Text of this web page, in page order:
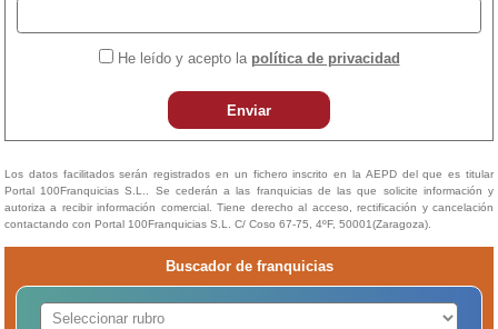
He leído y acepto la política de privacidad
Enviar
Los datos facilitados serán registrados en un fichero inscrito en la AEPD del que es titular
Portal 100Franquicias S.L.. Se cederán a las franquicias de las que solicite información y
autoriza a recibir información comercial. Tiene derecho al acceso, rectificación y cancelación
contactando con Portal 100Franquicias S.L. C/ Coso 67-75, 4ºF, 50001(Zaragoza).
Buscador de franquicias